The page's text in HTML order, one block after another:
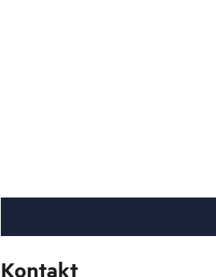
Kontakt